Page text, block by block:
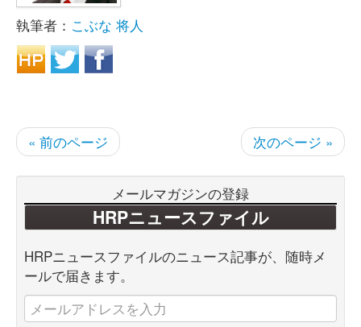
執筆者： こぶな 将人
« 前のページ 次のページ »
メールマガジンの登録
HRPニュースファイル
HRPニュースファイルのニュース記事が、随時メ
ールで届きます。